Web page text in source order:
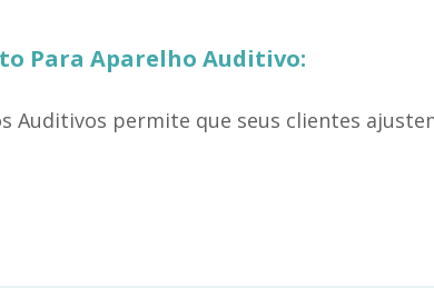
Para Aparelho Auditivo:
Auditivos permite que seus clientes